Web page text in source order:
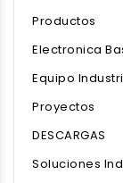
Productos
Electronica
Equipo
Proyectos
DESCARGAS
Soluciones